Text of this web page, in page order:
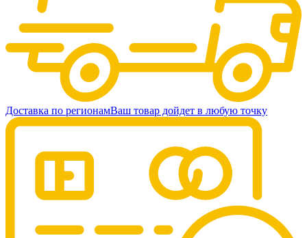
Доставка по регионамВаш товар дойдет в любую точку